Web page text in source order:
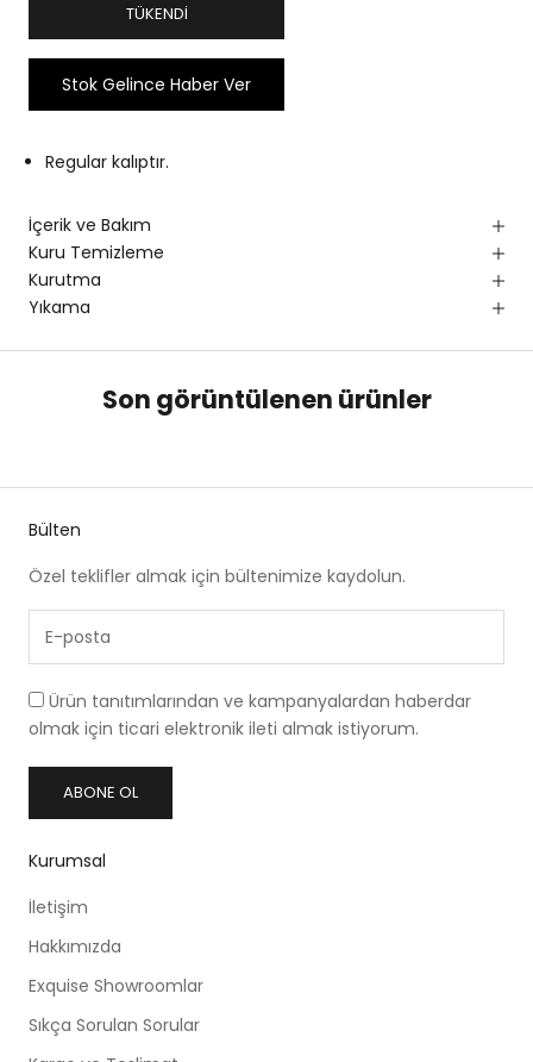
TÜKENDI
Stok Gelince Haber Ver
Regular kalıptır.
İçerik ve Bakım
Kuru Temizleme
Kurutma
Yıkama
Son görüntülenen ürünler
Bülten
Özel teklifler almak için bültenimize kaydolun.
Ürün tanıtımlarından ve kampanyalardan haberdar
olmak için ticari elektronik ileti almak istiyorum.
ABONE OL
Kurumsal
İletişim
Hakkımızda
Exquise Showroomlar
Sıkça Sorulan Sorular